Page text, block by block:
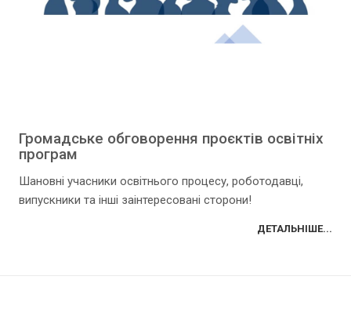
Громадське обговорення проєктів освітніх
програм
Шановні учасники освітнього процесу, роботодавці,
випускники та інші заінтересовані сторони!
ДЕТАЛЬНІШЕ...